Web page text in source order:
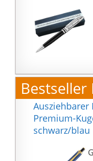
Bestseller
Ausziehbarer
Premium-
schwarz/blau